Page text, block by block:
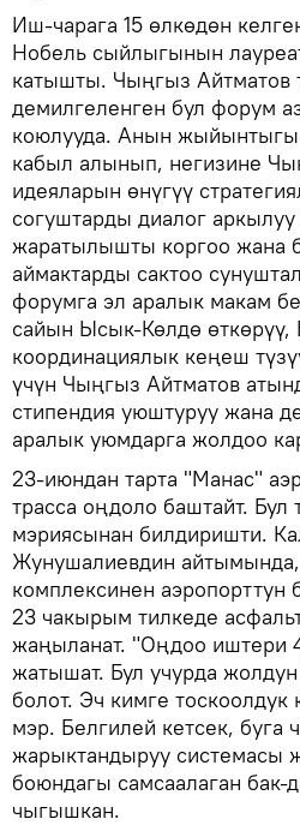
Иш-чарага 15 өлкөдөн
Нобель сыйлыгынын
катышты. Чыңгыз
демилгеленген бул форум
коюлууда. Анын
кабыл алынып, негизине
идеяларын өнүгүү
согуштарды диалог аркылуу
жаратылышты коргоо жана
аймактарды сактоо
форумга эл аралык макам
сайын Ысык-Көлдө өткөрүү,
координациялык кеңеш
үчүн Чыңгыз Айтматов
стипендия уюштуруу жана
аралык уюмдарга жолдоо
23-июндан тарта "Манас"
трасса оңдоло баштайт. Бул
мэриясынан билдиришти.
Жунушалиевдин
комплексинен аэропорттун
23 чакырым тилкеде
жаңыланат. "Оңдоо иштери
жатышат. Бул учурда
болот. Эч кимге
мэр. Белгилей кетсек, буга
жарыктандыруу системасы
боюндагы самсаалаган бак-
чыгышкан.